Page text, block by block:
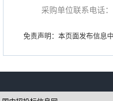
采购单位联系电话：
免责声明：本页面发布信息